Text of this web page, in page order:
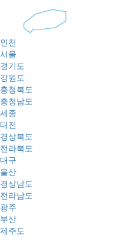
인천
서울
경기도
강원도
충청북도
충청남도
세종
대전
경상북도
전라북도
대구
울산
경상남도
전라남도
광주
부산
제주도